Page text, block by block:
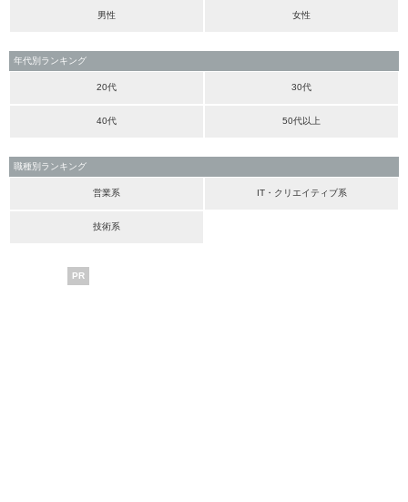
男性 女性
年代別ランキング
20代 30代
40代 50代以上
職種別ランキング
営業系 IT・クリエイティブ系
技術系
PR